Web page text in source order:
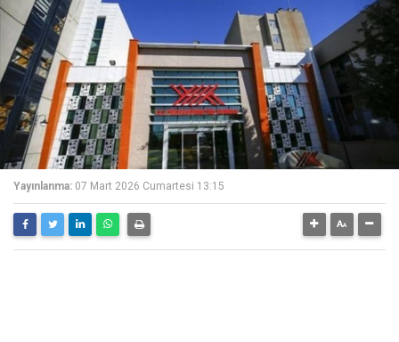
Yayınlanma: 07 Mart 2026 Cumartesi 13:15